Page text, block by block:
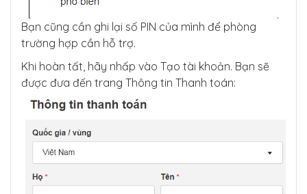
Bạn cũng cần ghi lại số PIN của mình để phòng
trường hợp cần hỗ trợ.
Khi hoàn tất, hãy nhấp vào Tạo tài khoản. Bạn sẽ
được đưa đến trang Thông tin Thanh toán: